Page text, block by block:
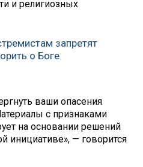
и религиозных
запретят
о Боге
ваши опасения
с признаками
на основании решений
инициативе», — говорится